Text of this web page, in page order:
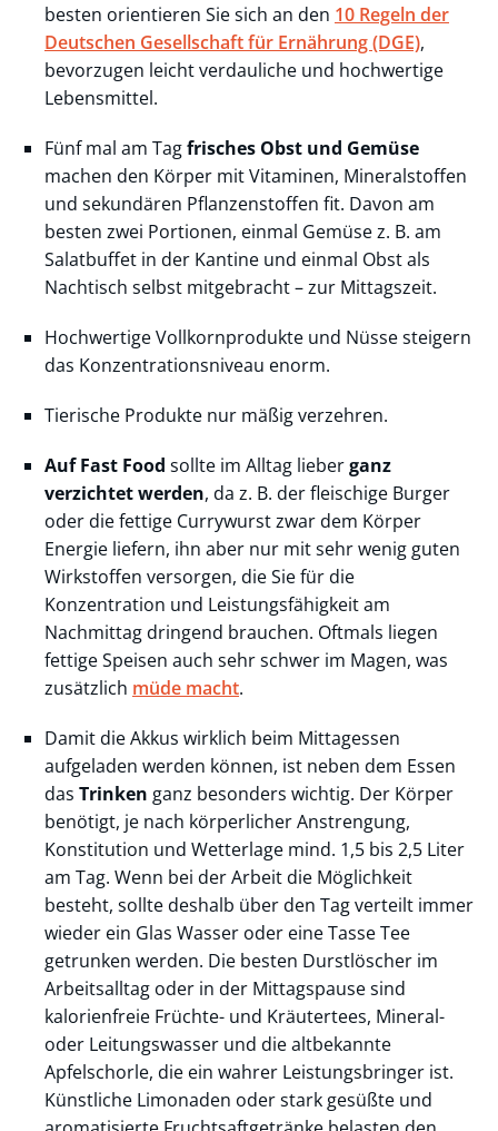
besten orientieren Sie sich an den 10 Regeln der
Deutschen Gesellschaft für Ernährung (DGE),
bevorzugen leicht verdauliche und hochwertige
Lebensmittel.
Fünf mal am Tagfrisches Obst und Gemüse
machen den Körper mit Vitaminen, Mineralstoffen
und sekundären Pflanzenstoffen fit. Davon am
besten zwei Portionen, einmal Gemüse z. B. am
Salatbuffet in der Kantine und einmal Obst als
Nachtisch selbst mitgebracht – zur Mittagszeit.
Hochwertige Vollkornprodukte und Nüsse steigern
das Konzentrationsniveau enorm.
Tierische Produkte nur mäßig verzehren.
Auf Fast Food sollte im Alltag lieberganz
verzichtet werden, da z. B. der fleischige Burger
oder die fettige Currywurst zwar dem Körper
Energie liefern, ihn aber nur mit sehr wenig guten
Wirkstoffen versorgen, die Sie für die
Konzentration und Leistungsfähigkeit am
Nachmittag dringend brauchen. Oftmals liegen
fettige Speisen auch sehr schwer im Magen, was
zusätzlich müde macht.
Damit die Akkus wirklich beim Mittagessen
aufgeladen werden können, ist neben dem Essen
das Trinken ganz besonders wichtig. Der Körper
benötigt, je nach körperlicher Anstrengung,
Konstitution und Wetterlage mind. 1,5 bis 2,5 Liter
am Tag. Wenn bei der Arbeit die Möglichkeit
besteht, sollte deshalb über den Tag verteilt immer
wieder ein Glas Wasser oder eine Tasse Tee
getrunken werden. Die besten Durstlöscher im
Arbeitsalltag oder in der Mittagspause sind
kalorienfreie Früchte- und Kräutertees, Mineral-
oder Leitungswasser und die altbekannte
Apfelschorle, die ein wahrer Leistungsbringer ist.
Künstliche Limonaden oder stark gesüßte und